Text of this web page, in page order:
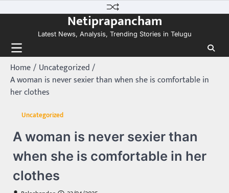
to
Netiprapancham
Latest News, Analysis, Trending Stories in Telugu
Home
Uncategorized
A woman is never sexier than when she is comfortable in
her clothes
Uncategorized
A woman is never sexier than
when she is comfortable in her
clothes